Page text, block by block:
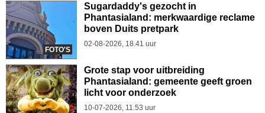
FOTO'S
Sugardaddy's gezocht in
Phantasialand: merkwaardige reclame
boven Duits pretpark
02-08-2026, 18.41 uur
Grote stap voor uitbreiding
Phantasialand: gemeente geeft groen
licht voor onderzoek
10-07-2026, 11.53 uur